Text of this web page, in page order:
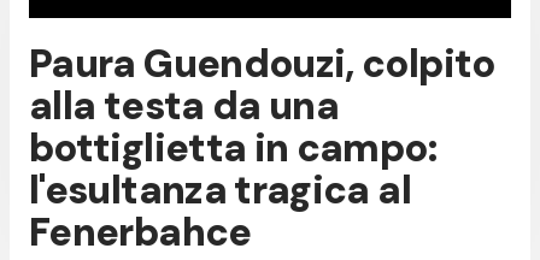
Paura Guendouzi, colpito
alla testa da una
bottiglietta in campo:
l'esultanza tragica al
Fenerbahce